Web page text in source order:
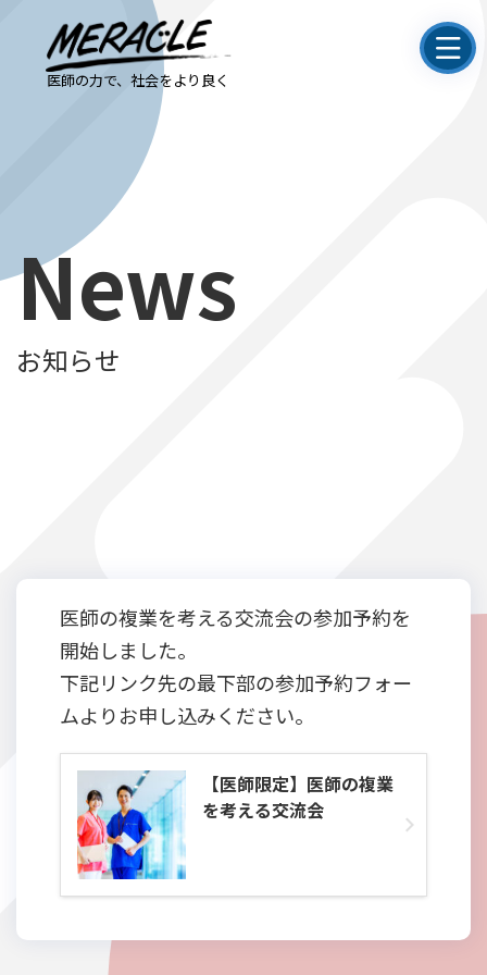
医師の力で、社会をより良く
News
お知らせ
医師の複業を考える交流会の参加予約を
開始しました。
下記リンク先の最下部の参加予約フォー
ムよりお申し込みください。
【医師限定】医師の複業
を考える交流会